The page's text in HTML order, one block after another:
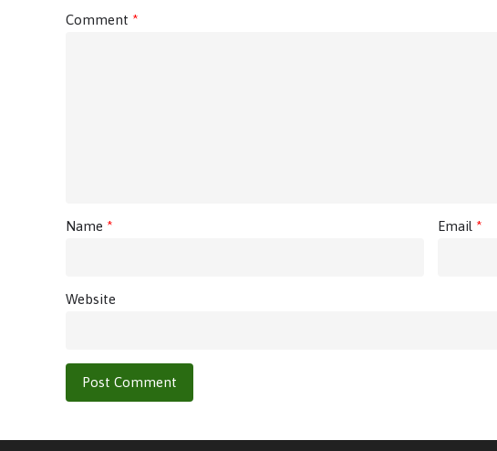
Comment *
Name * Email *
Website